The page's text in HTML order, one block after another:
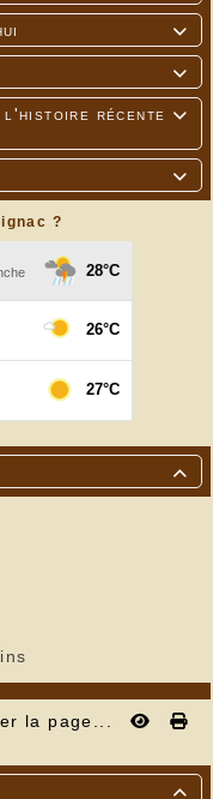



l'histoire récente

?

la page...
